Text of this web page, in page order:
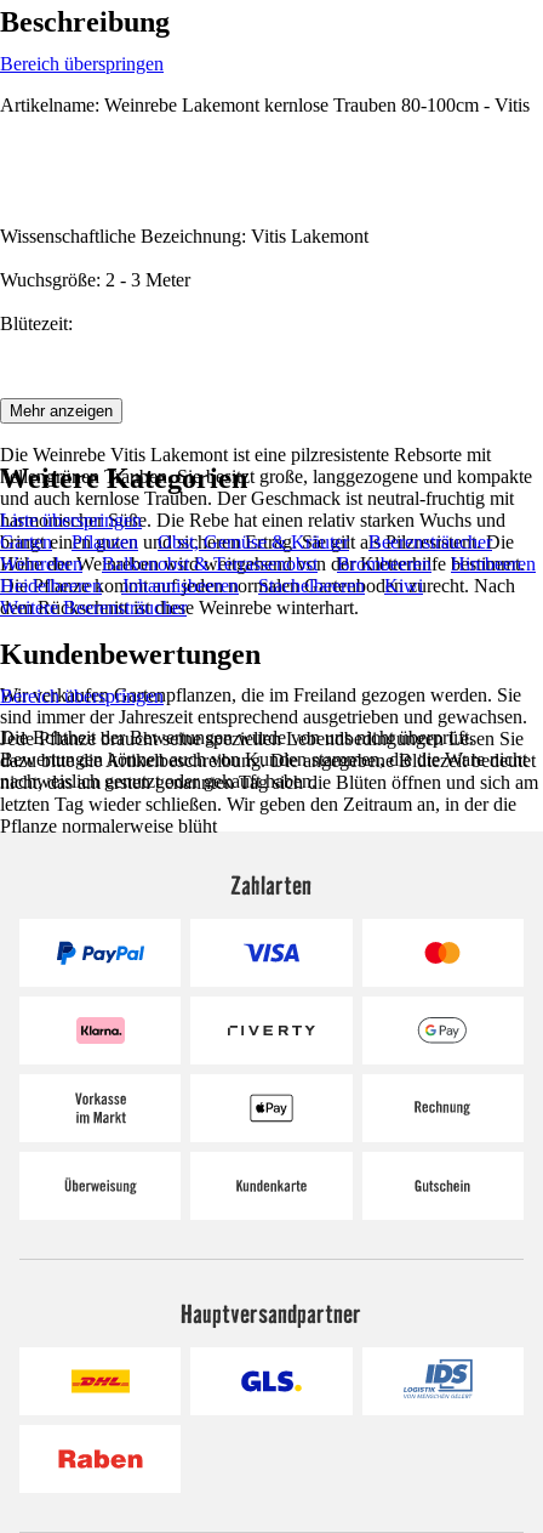
Beschreibung
Bereich überspringen
Artikelname: Weinrebe Lakemont kernlose Trauben 80-100cm - Vitis
Wissenschaftliche Bezeichnung: Vitis Lakemont
Wuchsgröße: 2 - 3 Meter
Blütezeit:
Beschreibung:
Die Weinrebe Vitis Lakemont ist eine pilzresistente Rebsorte mit
hellengrünen Trauben. Sie besitzt große, langgezogene und kompakte
und auch kernlose Trauben. Der Geschmack ist neutral-fruchtig mit
harmonischer Süße. Die Rebe hat einen relativ starken Wuchs und
bringt einen guten und sicheren Ertrag. Sie gilt als Pilzresistent. Die
Höhe der Weinreben wird weitgehend von der Kletterhilfe bestimmt.
Die Pflanze kommt auf jeden normalen Gartenboden zurecht. Nach
dem Rückschnitt ist diese Weinrebe winterhart.
Wir verkaufen Gartenpflanzen, die im Freiland gezogen werden. Sie
sind immer der Jahreszeit entsprechend ausgetrieben und gewachsen.
Jede Pflanze braucht seine speziellen Lebendbedingungen Lesen Sie
dazu bitte die Artikelbeschreibung. Die angegebene Blütezeit bedeutet
nicht, das am ersten genannten Tag sich die Blüten öffnen und sich am
letzten Tag wieder schließen. Wir geben den Zeitraum an, in der die
Pflanze normalerweise blüht
Mehr anzeigen
Weitere Kategorien
Liste überspringen
Garten
Pflanzen Obst, Gemüse & Kräuter
Beerensträucher
Weinreben
Balkonobst & Terrassenobst Brombeeren
Himbeeren
Heidelbeeren
Johannisbeeren Stachelbeeren
Kiwi
Weitere Beerensträucher
Kundenbewertungen
Bereich überspringen
Die Echtheit der Bewertungen wurde von uns nicht überprüft.
Bewertungen können auch von Kunden stammen, die die Ware nicht
nachweislich genutzt oder gekauft haben.
Zahlarten
Hauptversandpartner